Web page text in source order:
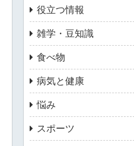
役立つ情報
雑学・豆知識
食べ物
病気と健康
悩み
スポーツ